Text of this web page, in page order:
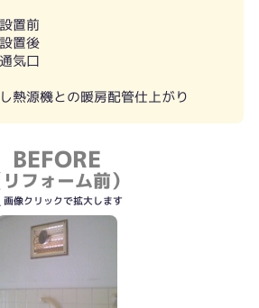
置前
置後
気口
熱源機との暖房配管仕上がり
BEFORE
リフォーム前）
画像クリックで拡大します